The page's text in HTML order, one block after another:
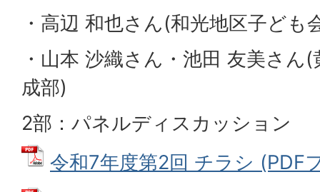
・高辺 和也さん(和光地区子ども
・山本 沙織さん・池田 友美さん
成部)
2部：パネルディスカッション
令和7年度第2回 チラシ (PDF